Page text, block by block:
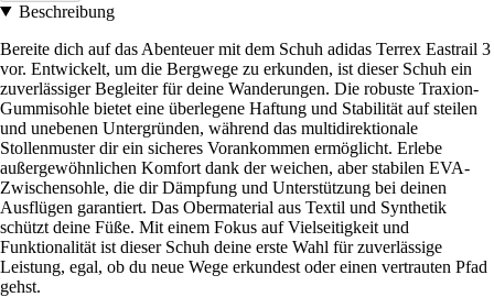
Beschreibung
Bereite dich auf das Abenteuer mit dem Schuh adidas Terrex Eastrail 3
vor. Entwickelt, um die Bergwege zu erkunden, ist dieser Schuh ein
zuverlässiger Begleiter für deine Wanderungen. Die robuste Traxion-
Gummisohle bietet eine überlegene Haftung und Stabilität auf steilen
und unebenen Untergründen, während das multidirektionale
Stollenmuster dir ein sicheres Vorankommen ermöglicht. Erlebe
außergewöhnlichen Komfort dank der weichen, aber stabilen EVA-
Zwischensohle, die dir Dämpfung und Unterstützung bei deinen
Ausflügen garantiert. Das Obermaterial aus Textil und Synthetik
schützt deine Füße. Mit einem Fokus auf Vielseitigkeit und
Funktionalität ist dieser Schuh deine erste Wahl für zuverlässige
Leistung, egal, ob du neue Wege erkundest oder einen vertrauten Pfad
gehst.